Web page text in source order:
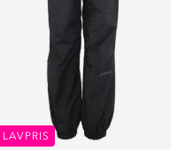
LAVPRIS